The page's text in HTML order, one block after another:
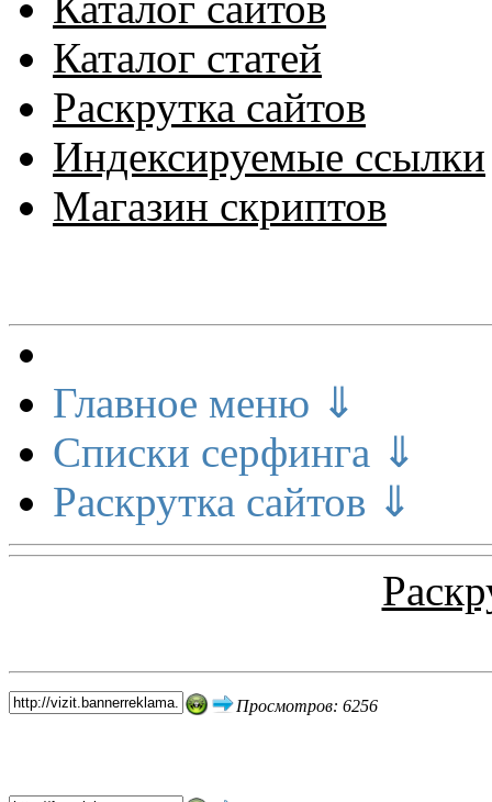
Каталог статей
Раскрутка сайтов
Индексируемые ссылки
Магазин скриптов
Главное меню ⇓
Списки серфинга ⇓
Раскрутка сайтов ⇓
Просмотров: 6256